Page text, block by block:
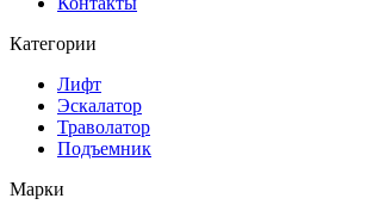
Категории
Лифт
Эскалатор
Траволатор
Подъемник
Марки